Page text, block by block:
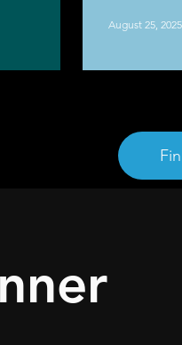
August 25, 2025